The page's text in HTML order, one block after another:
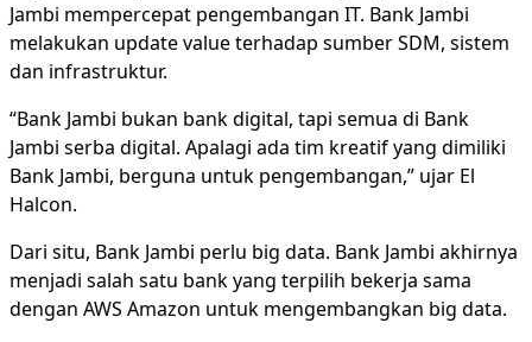
Jambi mempercepat pengembangan IT. Bank Jambi
melakukan update value terhadap sumber SDM, sistem
dan infrastruktur.
“Bank Jambi bukan bank digital, tapi semua di Bank
Jambi serba digital. Apalagi ada tim kreatif yang dimiliki
Bank Jambi, berguna untuk pengembangan,” ujar El
Halcon.
Dari situ, Bank Jambi perlu big data. Bank Jambi akhirnya
menjadi salah satu bank yang terpilih bekerja sama
dengan AWS Amazon untuk mengembangkan big data.